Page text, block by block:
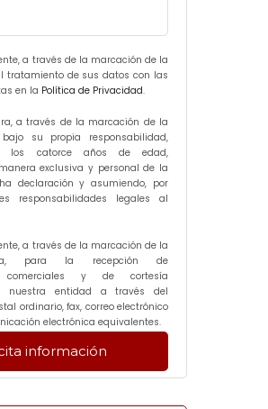
a través de la marcación de la
tratamiento de sus datos con las
en la Política de Privacidad.
a través de la marcación de la
su propia responsabilidad,
los catorce años de edad,
exclusiva y personal de la
declaración y asumiendo, por
responsabilidades legales al
a través de la marcación de la
para la recepción de
comerciales y de cortesía
nuestra entidad a través del
ordinario, fax, correo electrónico
electrónica equivalentes.